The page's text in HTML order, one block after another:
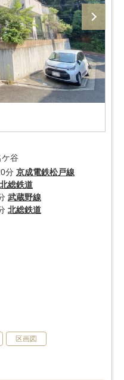
谷
分 京成電鉄松戸線
北総鉄道
武蔵野線
北総鉄道
区画図